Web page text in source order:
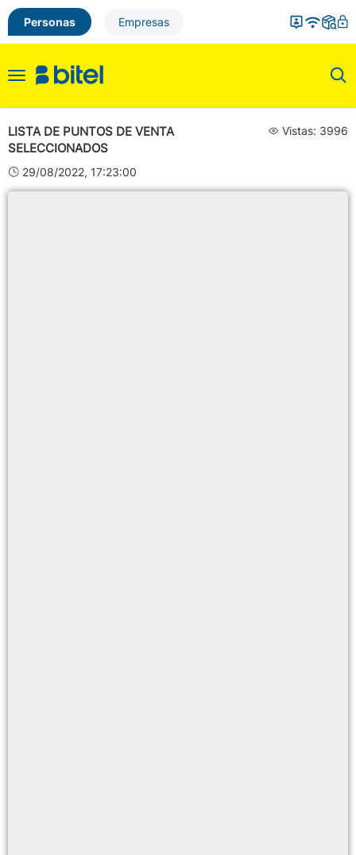
Personas Empresas
Toggle
Vistas: 3996
LISTA DE PUNTOS DE VENTA
SELECCIONADOS
29/08/2022, 17:23:00